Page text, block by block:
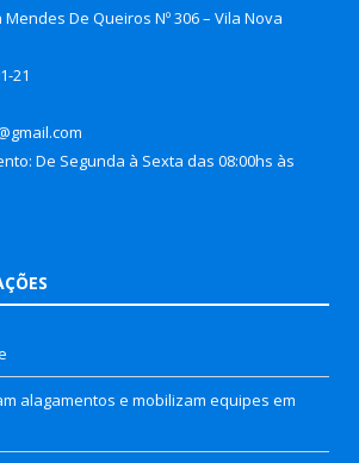
De Queiros Nº 306 – Vila Nova
21
De Segunda à Sexta das 08:00hs às
alagamentos e mobilizam equipes em